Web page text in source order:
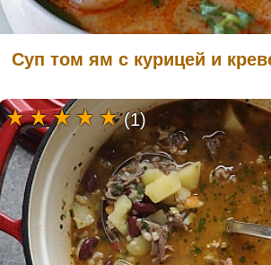
Суп том ям с курицей и
(1)